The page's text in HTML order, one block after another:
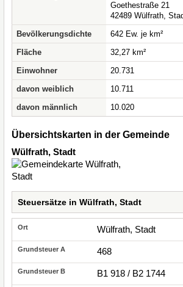
Goethestraße 21
42489 Wülfrath,
Bevölkerungsdichte
642 Ew. je km²
Fläche
32,27 km²
Einwohner
20.731
davon weiblich
10.711
davon männlich
10.020
Übersichtskarten in der Gemeinde
Wülfrath, Stadt
Steuersätze in Wülfrath, Stadt
Wülfrath, Stadt
468
B1 918 / B2 1744